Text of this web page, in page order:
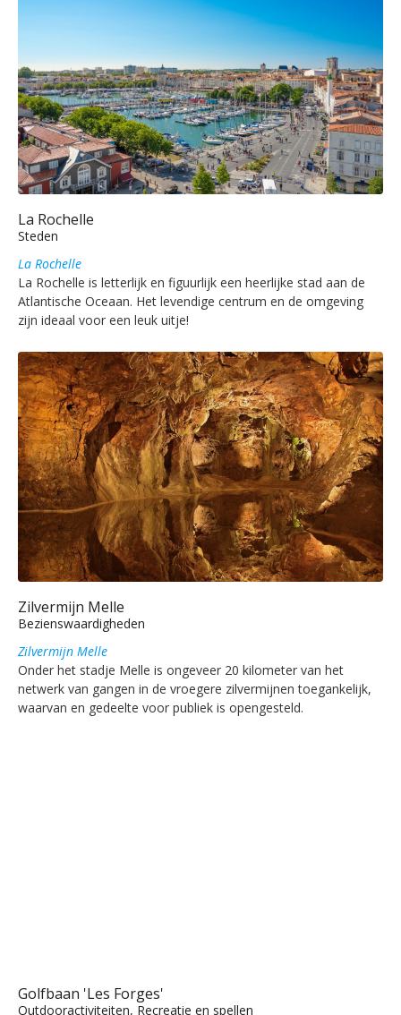
La Rochelle
Steden
La Rochelle
La Rochelle is letterlijk en figuurlijk een heerlijke stad aan de
Atlantische Oceaan. Het levendige centrum en de omgeving
zijn ideaal voor een leuk uitje!
Zilvermijn Melle
Bezienswaardigheden
Zilvermijn Melle
Onder het stadje Melle is ongeveer 20 kilometer van het
netwerk van gangen in de vroegere zilvermijnen toegankelijk,
waarvan en gedeelte voor publiek is opengesteld.
Golfbaan 'Les Forges'
Outdooractiviteiten, Recreatie en spellen